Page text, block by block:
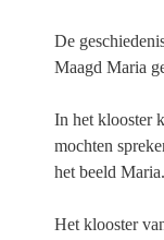
De
Maagd Maria
In het klooster
mochten
het beeld Maria.
Het klooster